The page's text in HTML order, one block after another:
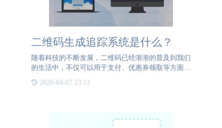
二维码生成追踪系统是什么？
随着科技的不断发展，二维码已经渐渐的普及到我们
的生活中，不仅可以用于支付、优惠券领取等方面，
还可以成为企业防伪的一个有力工具，那么下面就围
绕二维码生成追踪系统制作，来进行探讨。二维码生
2026-04-07 23:12